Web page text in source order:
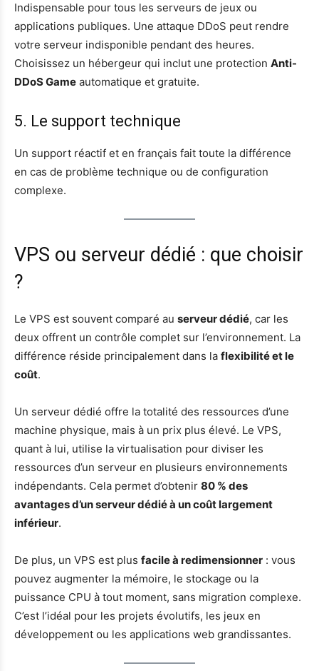
Indispensable pour tous les serveurs de jeux ou
applications publiques. Une attaque DDoS peut rendre
votre serveur indisponible pendant des heures.
Choisissez un hébergeur qui inclut une protection Anti-
DDoS Game automatique et gratuite.
5. Le support technique
Un support réactif et en français fait toute la différence
en cas de problème technique ou de configuration
complexe.
VPS ou serveur dédié : que choisir
?
Le VPS est souvent comparé au serveur dédié, car les
deux offrent un contrôle complet sur l’environnement. La
différence réside principalement dans la flexibilité et le
coût.
Un serveur dédié offre la totalité des ressources d’une
machine physique, mais à un prix plus élevé. Le VPS,
quant à lui, utilise la virtualisation pour diviser les
ressources d’un serveur en plusieurs environnements
indépendants. Cela permet d’obtenir 80 % des
avantages d’un serveur dédié à un coût largement
inférieur.
De plus, un VPS est plus facile à redimensionner : vous
pouvez augmenter la mémoire, le stockage ou la
puissance CPU à tout moment, sans migration complexe.
C’est l’idéal pour les projets évolutifs, les jeux en
développement ou les applications web grandissantes.